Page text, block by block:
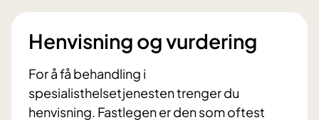
Henvisning og vurdering
For å få behandling i
spesialisthelsetjenesten trenger du
henvisning. Fastlegen er den som oftest